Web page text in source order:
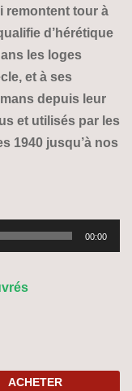
remontent tour à
d’hérétique
les loges
et à ses
depuis leur
et utilisés par les
1940 jusqu’à nos
00:00
ACHETER